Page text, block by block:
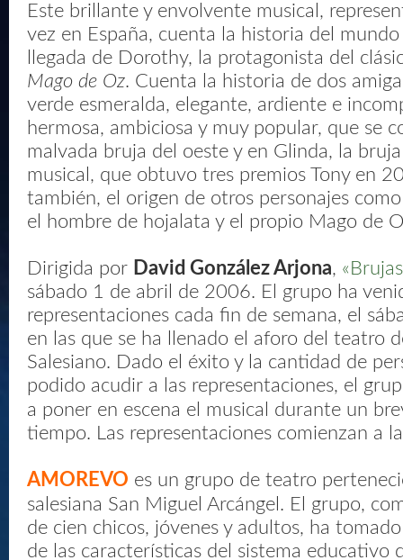
Este brillante y envolvente musical,
vez en España, cuenta la historia del
llegada de Dorothy, la protagonista del
Mago de Oz. Cuenta la historia de dos
verde esmeralda, elegante, ardiente e
hermosa, ambiciosa y muy popular, que se
malvada bruja del oeste y en Glinda, la
musical, que obtuvo tres premios Tony en
también, el origen de otros personajes
el hombre de hojalata y el propio Mago de
Dirigida por David González Arjona,
sábado 1 de abril de 2006. El grupo ha
representaciones cada fin de semana, el
en las que se ha llenado el aforo del teatro
Salesiano. Dado el éxito y la cantidad de
podido acudir a las representaciones, el
a poner en escena el musical durante un
tiempo. Las representaciones comienzan a
AMOREVO es un grupo de teatro
salesiana San Miguel Arcángel. El grupo,
de cien chicos, jóvenes y adultos, ha
de las características del sistema educativo